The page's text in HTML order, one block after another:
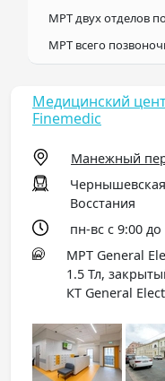
МРТ двух отделов
МРТ всего
Медицинский
Finemedic
Манежный
Восстания
пн-вс с 9:00 до
МРТ General
1.5 Тл,
КТ General